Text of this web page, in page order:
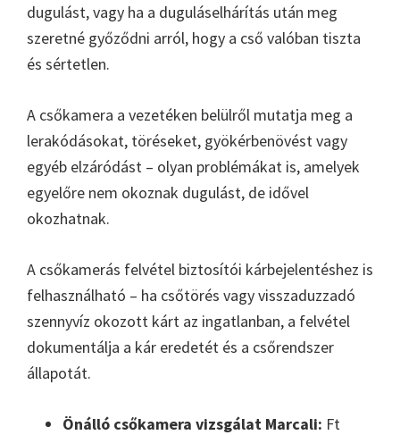
dugulást, vagy ha a duguláselhárítás után meg
szeretné győződni arról, hogy a cső valóban tiszta
és sértetlen.
A csőkamera a vezetéken belülről mutatja meg a
lerakódásokat, töréseket, gyökérbenövést vagy
egyéb elzáródást – olyan problémákat is, amelyek
egyelőre nem okoznak dugulást, de idővel
okozhatnak.
A csőkamerás felvétel biztosítói kárbejelentéshez is
felhasználható – ha csőtörés vagy visszaduzzadó
szennyvíz okozott kárt az ingatlanban, a felvétel
dokumentálja a kár eredetét és a csőrendszer
állapotát.
Önálló csőkamera vizsgálat Marcali: Ft